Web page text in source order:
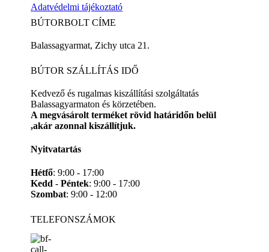
Adatvédelmi tájékoztató
BÚTORBOLT CÍME
Balassagyarmat, Zichy utca 21.
BÚTOR SZÁLLÍTÁS IDŐ
Kedvező és rugalmas kiszállítási szolgáltatás
Balassagyarmaton és körzetében.
A megvásárolt terméket rövid határidőn belül
,akár azonnal kiszállítjuk.
Nyitvatartás
Hétfő: 9:00 - 17:00
Kedd-Péntek: 9:00 - 17:00
Szombat: 9:00 - 12:00
TELEFONSZÁMOK